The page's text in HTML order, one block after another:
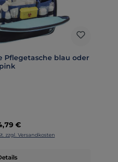
Pflegetasche blau oder
pink
Preis:
€
zzgl. Versandkosten